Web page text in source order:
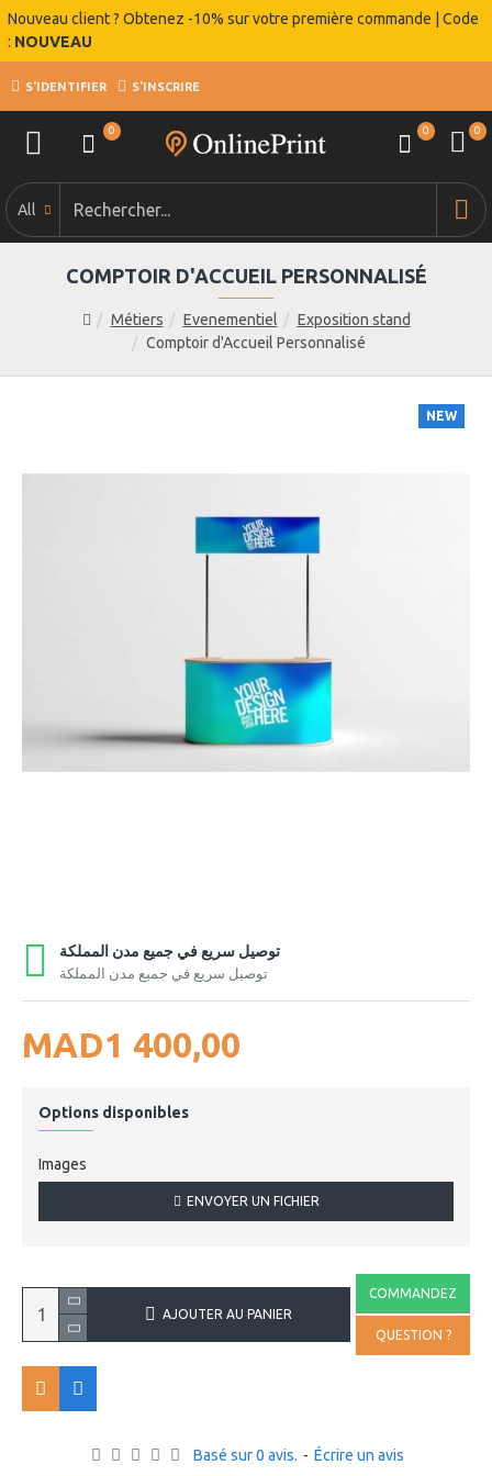
Nouveau client ? Obtenez -10% sur votre première commande | Code
: NOUVEAU
S'IDENTIFIER S'INSCRIRE
0 0 0
All
Métiers Evenementiel
Exposition stand
Comptoir d'Accueil Personnalisé
COMPTOIR D'ACCUEIL PERSONNALISÉ
NEW
توصيل سريع في جميع مدن المملكة
توصيل سريع في جميع مدن المملكة
Basé sur 0 avis. - Écrire un avis
MAD1 400,00
Options disponibles
Images
ENVOYER UN FICHIER
AJOUTER AU PANIER
COMMANDEZ
QUESTION ?